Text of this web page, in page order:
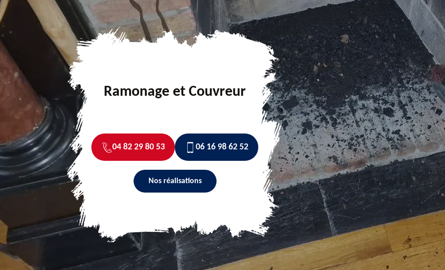
Ramonage et Couvreur
04 82 29 80 53 06 16 98 62 52
Nos réalisations